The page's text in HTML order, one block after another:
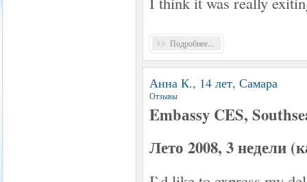
Подробнее...
Анна К., 14 лет, Самара
Отзывы
Embаssy CES,
Лето 2008, 3 недели